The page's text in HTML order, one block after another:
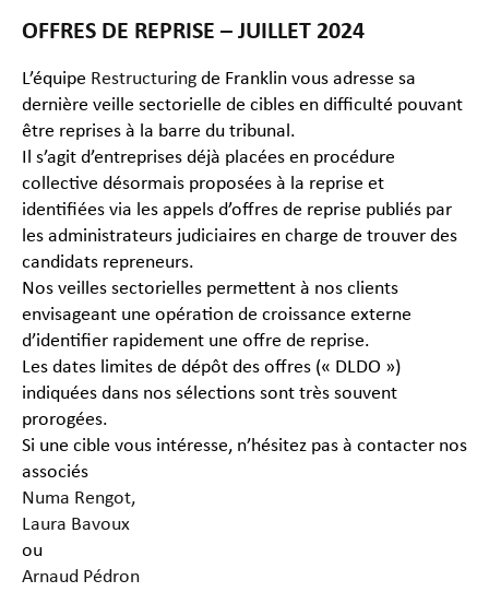
OFFRES DE REPRISE – JUILLET 2024
L’équipe Restructuring de Franklin vous adresse sa
dernière veille sectorielle de cibles en difficulté pouvant
être reprises à la barre du tribunal.
Il s’agit d’entreprises déjà placées en procédure
collective désormais proposées à la reprise et
identifiées via les appels d’offres de reprise publiés par
les administrateurs judiciaires en charge de trouver des
candidats repreneurs.
Nos veilles sectorielles permettent à nos clients
envisageant une opération de croissance externe
d’identifier rapidement une offre de reprise.
Les dates limites de dépôt des offres (« DLDO »)
indiquées dans nos sélections sont très souvent
prorogées.
Si une cible vous intéresse, n’hésitez pas à contacter nos
associés
Numa Rengot,
Laura Bavoux
ou
Arnaud Pédron